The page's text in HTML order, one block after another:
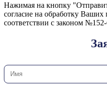
Нажимая на кнопку
согласие на обработку
соответствии с законом